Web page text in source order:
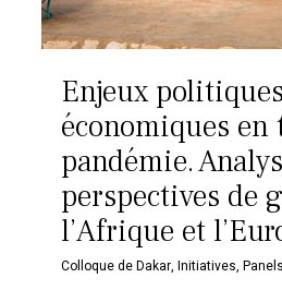
Enjeux
économiques en
pandémie.
perspectives de
l’Afrique et
Colloque de Dakar,Initiatives,